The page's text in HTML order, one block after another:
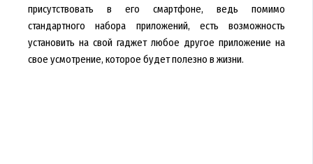
присутствовать в его смартфоне, ведь помимо
стандартного набора приложений, есть возможность
установить на свой гаджет любое другое приложение на
свое усмотрение, которое будет полезно в жизни.